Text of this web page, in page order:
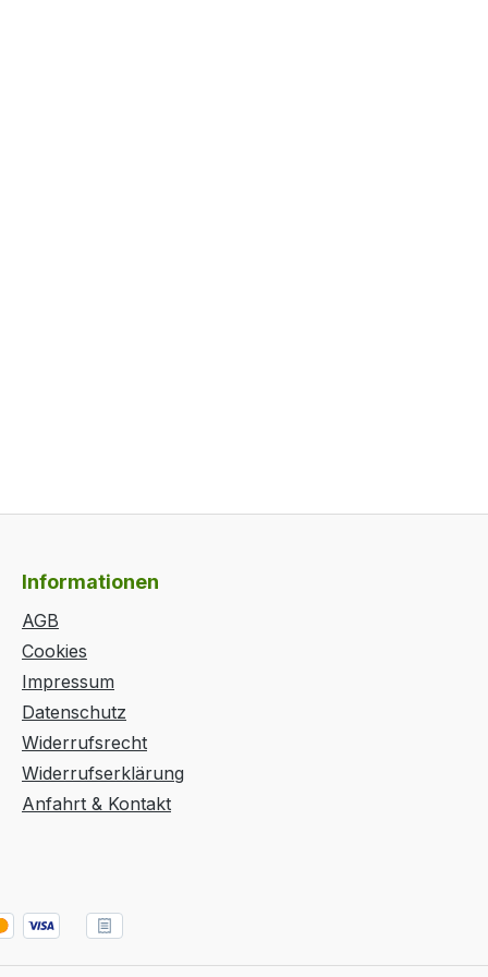
Informationen
AGB
Cookies
Impressum
Datenschutz
Widerrufsrecht
Widerrufserklärung
Anfahrt & Kontakt